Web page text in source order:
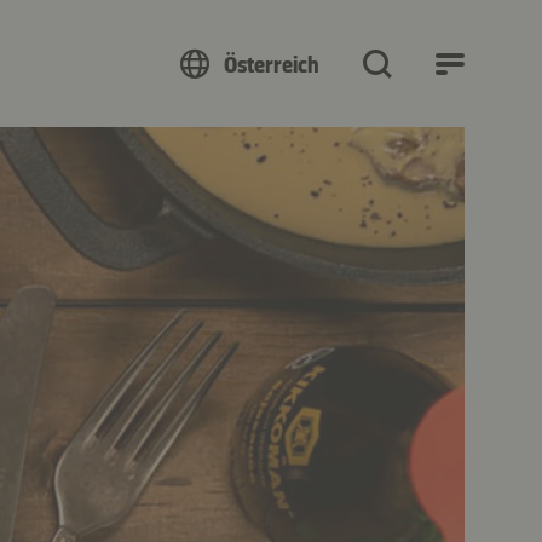
Österreich